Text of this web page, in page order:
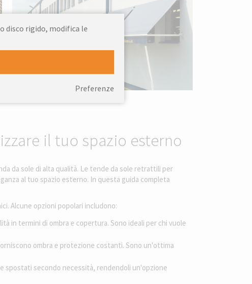
il tuo spazio esterno
da sole di alta qualità. Le tende da sole retrattili per
al tuo spazio esterno. In questa guida completa
Alcune opzioni popolari includono:
in termini di ombra e copertura. Sono ideali per chi vuole
ombra e protezione costanti. Sono un'ottima
spostati secondo necessità, rendendoli un'opzione
disco rigido, modifica le
Preferenze